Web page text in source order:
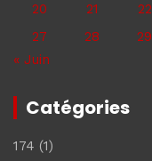
20
21 22
27
28 29
« Juin
Catégories
174 (1)